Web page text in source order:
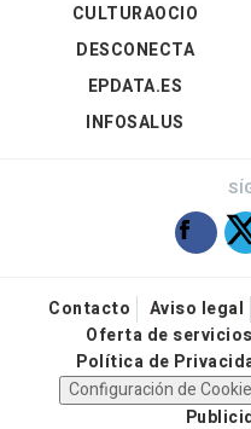
CULTURAOCIO
DESCONECTA
EPDATA.ES
INFOSALUS
Contacto Aviso legal
Oferta de servicios
Política de
Configuración de